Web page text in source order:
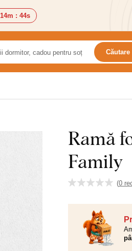
14m : 43s
Căutare
Ramă
Family
(0